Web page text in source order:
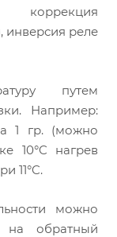
коррекция
инверсия реле
путем
Например:
1 гр. (можно
10°C нагрев
11°C.
можно
обратный